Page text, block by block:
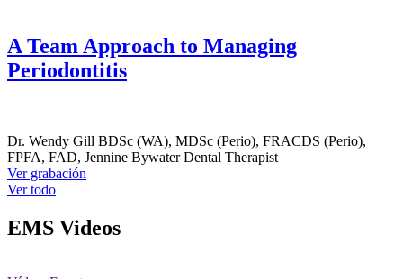
A Team Approach to Managing
Periodontitis
Dr. Wendy Gill BDSc (WA), MDSc (Perio), FRACDS (Perio),
FPFA, FAD, Jennine BywaterDental Therapist
Ver grabación
Ver todo
EMS Videos